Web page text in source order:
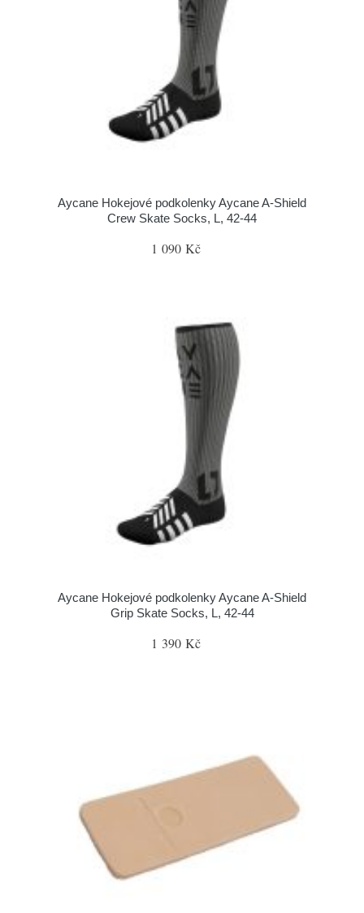
Aycane Hokejové podkolenky Aycane A-Shield
Crew Skate Socks, L, 42-44
1 090 Kč
Aycane Hokejové podkolenky Aycane A-Shield
Grip Skate Socks, L, 42-44
1 390 Kč